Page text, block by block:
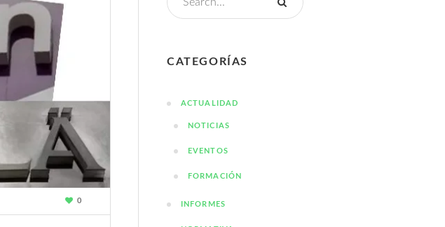
0
CATEGORÍAS
ACTUALIDAD
NOTICIAS
EVENTOS
FORMACIÓN
INFORMES